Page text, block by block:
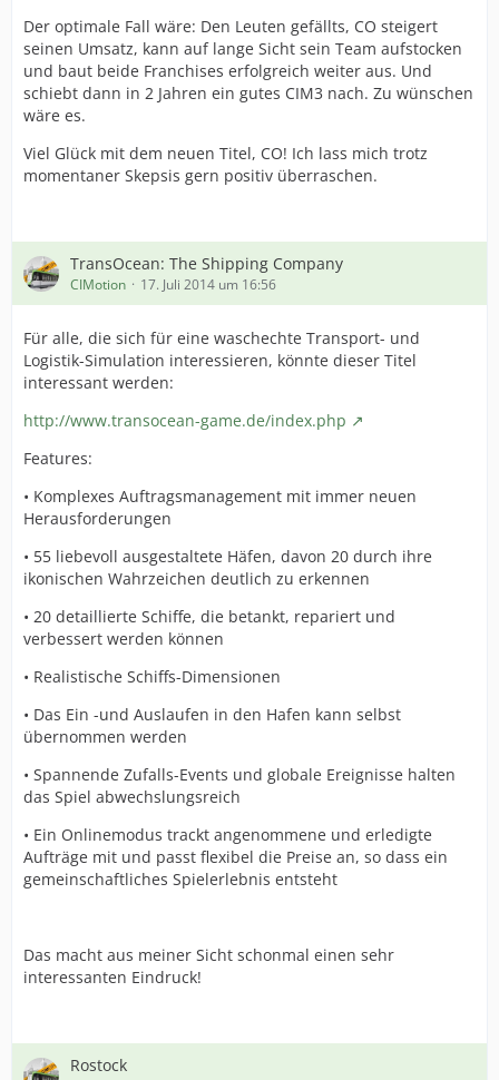
Der optimale Fall wäre: Den Leuten gefällts, CO steigert
seinen Umsatz, kann auf lange Sicht sein Team aufstocken
und baut beide Franchises erfolgreich weiter aus. Und
schiebt dann in 2 Jahren ein gutes CIM3 nach. Zu wünschen
wäre es.
Viel Glück mit dem neuen Titel, CO! Ich lass mich trotz
momentaner Skepsis gern positiv überraschen.
TransOcean: The Shipping Company
CIMotion 17. Juli 2014 um 16:56
Für alle, die sich für eine waschechte Transport- und
Logistik-Simulation interessieren, könnte dieser Titel
interessant werden:
http://www.transocean-game.de/index.php
Features:
• Komplexes Auftragsmanagement mit immer neuen
Herausforderungen
• 55 liebevoll ausgestaltete Häfen, davon 20 durch ihre
ikonischen Wahrzeichen deutlich zu erkennen
• 20 detaillierte Schiffe, die betankt, repariert und
verbessert werden können
• Realistische Schiffs-Dimensionen
• Das Ein -und Auslaufen in den Hafen kann selbst
übernommen werden
• Spannende Zufalls-Events und globale Ereignisse halten
das Spiel abwechslungsreich
• Ein Onlinemodus trackt angenommene und erledigte
Aufträge mit und passt flexibel die Preise an, so dass ein
gemeinschaftliches Spielerlebnis entsteht
Das macht aus meiner Sicht schonmal einen sehr
interessanten Eindruck!
Rostock